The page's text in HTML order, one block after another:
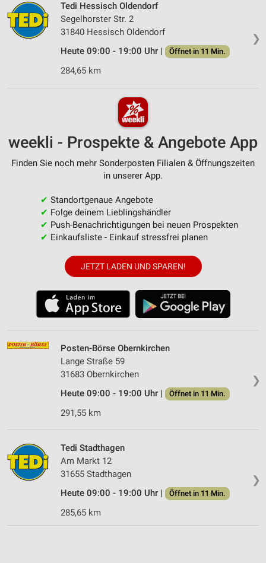
❯
Tedi Hessisch Oldendorf
Segelhorster Str. 2
31840 Hessisch Oldendorf
Heute 09:00 - 19:00 Uhr |
Öffnet in 11 Min.
284,65 km
weekli - Prospekte & Angebote App
Finden Sie noch mehr Sonderposten Filialen & Öffnungszeiten
in unserer App.
✔ Standortgenaue Angebote
✔ Folge deinem Lieblingshändler
✔ Push-Benachrichtigungen bei neuen Prospekten
✔ Einkaufsliste - Einkauf stressfrei planen
JETZT LADEN UND SPAREN!
❯
Posten-Börse Obernkirchen
Lange Straße 59
31683 Obernkirchen
Heute 09:00 - 19:00 Uhr |
Öffnet in 11 Min.
291,55 km
❯
Tedi Stadthagen
Am Markt 12
31655 Stadthagen
Heute 09:00 - 19:00 Uhr |
Öffnet in 11 Min.
285,65 km